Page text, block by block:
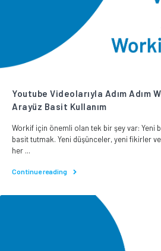
Youtube Videolarıyla Adım Adım
Arayüz Basit Kullanım
Workif için önemli olan tek bir şey var: Yeni
basit tutmak. Yeni düşünceler, yeni fikirler
her ...
Continue reading